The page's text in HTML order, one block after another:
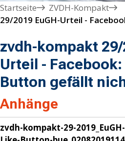
Startseite
ZVDH-Kompakt
zvdh-kompakt 29/
Urteil -
Button gefällt
Anhänge
zvdh-kompakt-29-